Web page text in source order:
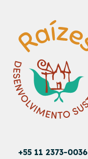
+55 11 2373-0036